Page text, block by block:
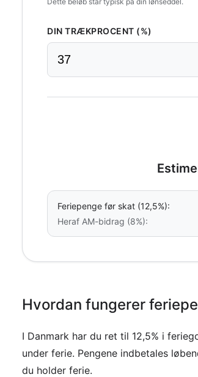
DIN TRÆKPROCENT (%)
Feriepenge før skat (12,5%):
Heraf AM-bidrag (8%):
Hvordan fungerer
I Danmark har du ret til 12,5% i
under ferie. Pengene indbetales
du holder ferie.